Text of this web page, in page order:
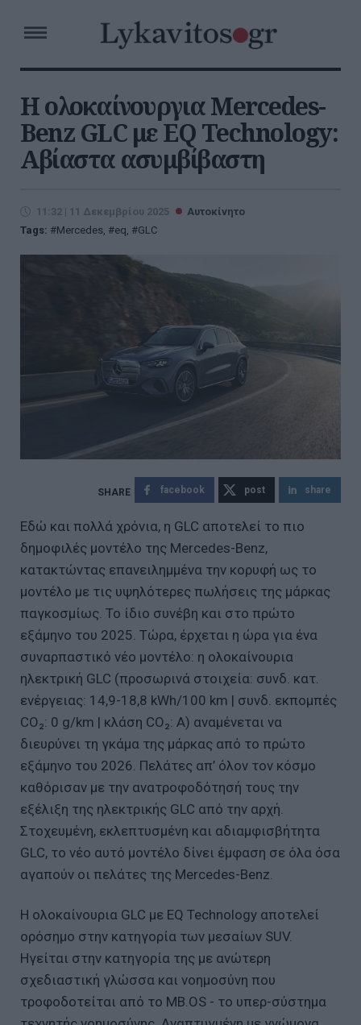
H ολοκαίνουργια Mercedes-
Benz GLC με EQ Technology:
Αβίαστα ασυμβίβαστη
11:32 | 11 Δεκεμβρίου 2025
Αυτοκίνητο
Tags:
Mercedes, eq, GLC
facebook post share
Εδώ και πολλά χρόνια, η GLC αποτελεί το πιο
δημοφιλές μοντέλο της Mercedes-Benz,
κατακτώντας επανειλημμένα την κορυφή ως το
μοντέλο με τις υψηλότερες πωλήσεις της μάρκας
παγκοσμίως. Το ίδιο συνέβη και στο πρώτο
εξάμηνο του 2025. Τώρα, έρχεται η ώρα για ένα
συναρπαστικό νέο μοντέλο: η ολοκαίνουρια
ηλεκτρική GLC (προσωρινά στοιχεία: συνδ. κατ.
ενέργειας: 14,9-18,8 kWh/100 km | συνδ. εκπομπές
CO₂: 0 g/km | κλάση CO₂: A) αναμένεται να
διευρύνει τη γκάμα της μάρκας από το πρώτο
εξάμηνο του 2026. Πελάτες απ’ όλον τον κόσμο
καθόρισαν με την ανατροφοδότησή τους την
εξέλιξη της ηλεκτρικής GLC από την αρχή.
Στοχευμένη, εκλεπτυσμένη και αδιαμφισβήτητα
GLC, το νέο αυτό μοντέλο δίνει έμφαση σε όλα όσα
αγαπούν οι πελάτες της Mercedes-Benz.
Η ολοκαίνουρια GLC με EQ Technology αποτελεί
ορόσημο στην κατηγορία των μεσαίων SUV.
Ηγείται στην κατηγορία της με ανώτερη
σχεδιαστική γλώσσα και νοημοσύνη που
τροφοδοτείται από το MB.OS - το υπερ-σύστημα